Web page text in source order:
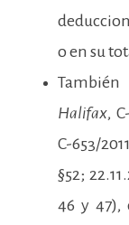
o en su
También
Halifax,
C-653/
§52;
46 y 47),